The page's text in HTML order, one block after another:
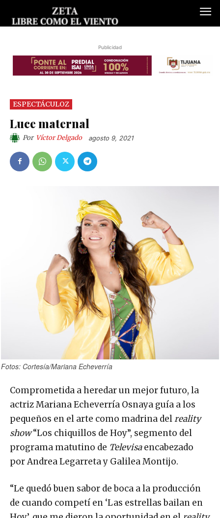
Publicidad
ESPECTÁCULOZ
Luce maternal
Por Víctor Delgado agosto 9, 2021
Fotos: Cortesía/Mariana Echeverría
Comprometida a heredar un mejor futuro, la
actriz Mariana Echeverría Osnaya guía a los
pequeños en el arte como madrina delreality
show“Los chiquillos de Hoy”, segmento del
programa matutino de Televisaencabezado
por Andrea Legarreta y Galilea Montijo.
“Le quedó buen sabor de boca a la producción
de cuando competí en ‘Las estrellas bailan en